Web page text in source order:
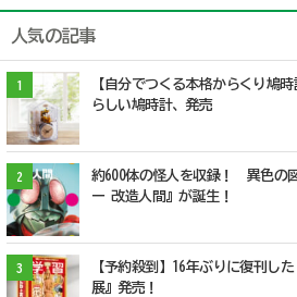
人気の記事
1
【自分でつくる本格からくり鳩
らしい鳩時計、発売
2
約600体の怪人を収録！ 異色の
ー 改造人間』が誕生！
3
【予約殺到】16年ぶりに復刊し
展』発売！